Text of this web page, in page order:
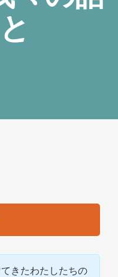
きたわたしたちの